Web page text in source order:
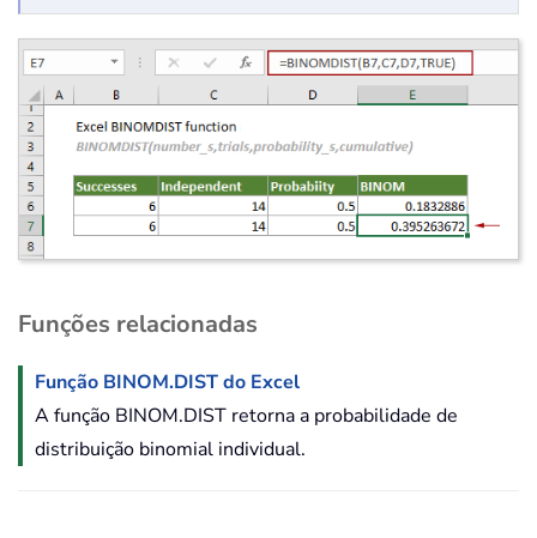
Funções relacionadas
Função BINOM.DIST do Excel
A função BINOM.DIST retorna a probabilidade de
distribuição binomial individual.